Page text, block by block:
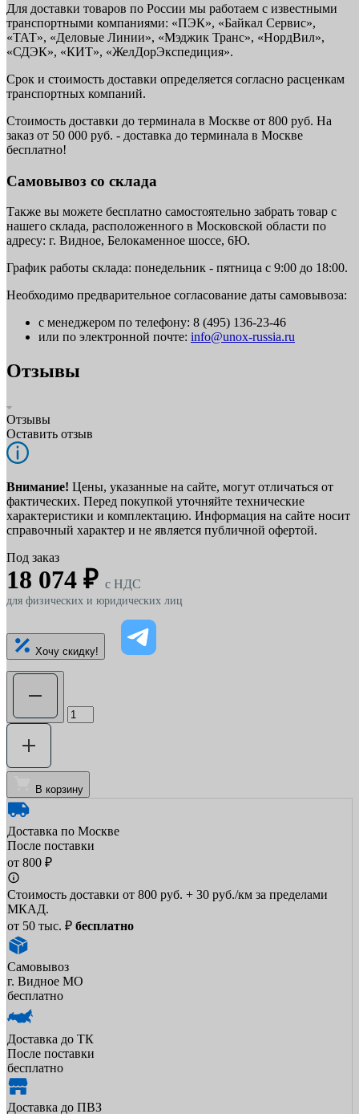
Для доставки товаров по России мы работаем с известными
транспортными компаниями: «ПЭК», «Байкал Сервис»,
«ТАТ», «Деловые Линии», «Мэджик Транс», «НордВил»,
«СДЭК», «КИТ», «ЖелДорЭкспедиция».
Срок и стоимость доставки определяется согласно расценкам
транспортных компаний.
Стоимость доставки до терминала в Москве от 800 руб. На
заказ от 50 000 руб. - доставка до терминала в Москве
бесплатно!
Самовывоз со склада
Также вы можете бесплатно самостоятельно забрать товар с
нашего склада, расположенного в Московской области по
адресу: г. Видное, Белокаменное шоссе, 6Ю.
График работы склада: понедельник - пятница с 9:00 до 18:00.
Необходимо предварительное согласование даты самовывоза:
с менеджером по телефону: 8 (495) 136-23-46
или по электронной почте: info@unox-russia.ru
Отзывы
Отзывы
Оставить отзыв
Внимание! Цены, указанные на сайте, могут отличаться от
фактических. Перед покупкой уточняйте технические
характеристики и комплектацию. Информация на сайте носит
справочный характер и не является публичной офертой.
Под заказ
18 074 ₽ c НДС
для физических и юридических лиц
Хочу скидку!
В корзину
Доставка по Москве
После поставки
от 800 ₽
Стоимость доставки от 800 руб. + 30 руб./км за пределами
МКАД.
от 50 тыс. ₽ бесплатно
Самовывоз
г. Видное МО
бесплатно
Доставка до ТК
После поставки
бесплатно
Доставка до ПВЗ